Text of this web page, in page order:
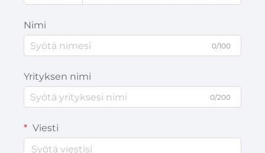
Nimi
0/100
Yrityksen nimi
0/200
Viesti